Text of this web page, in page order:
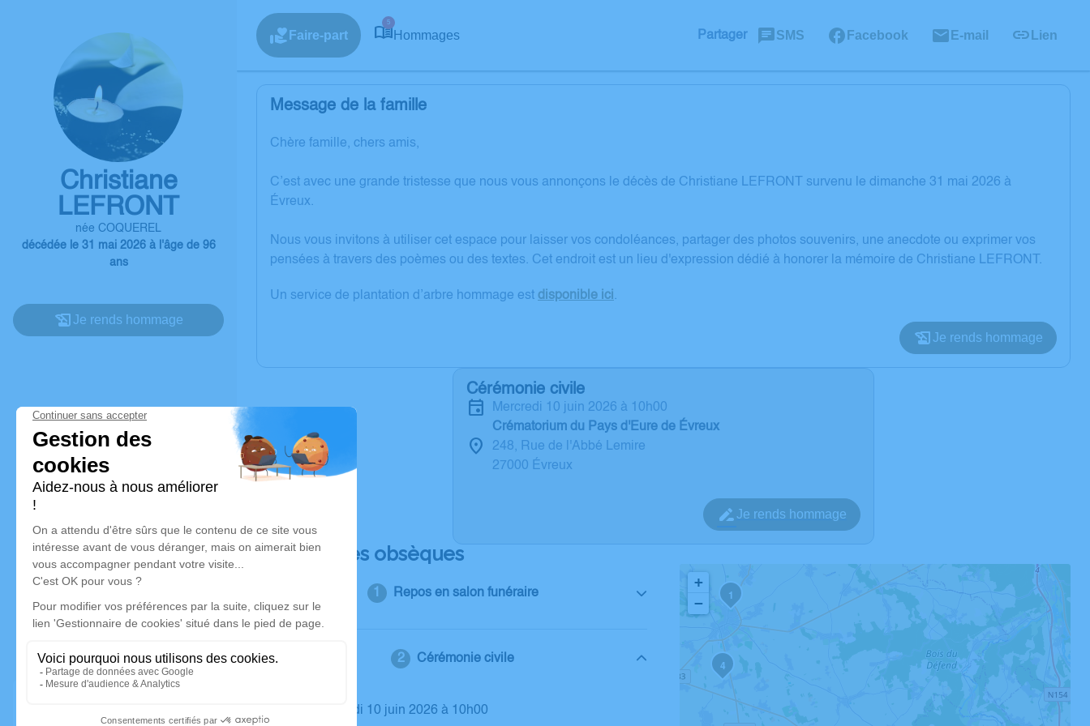
Christiane
LEFRONT
née COQUEREL
décédée le 31 mai 2026 à l'âge de 96
ans
Je rends hommage
Faire-part
5
Hommages Partager SMS Facebook E-mail Lien
Message de la famille
Chère famille, chers amis,
C’est avec une grande tristesse que nous vous annonçons le décès de Christiane LEFRONT survenu le dimanche 31 mai 2026 à
Évreux.
Nous vous invitons à utiliser cet espace pour laisser vos condoléances, partager des photos souvenirs, une anecdote ou exprimer vos
pensées à travers des poèmes ou des textes. Cet endroit est un lieu d'expression dédié à honorer la mémoire de Christiane LEFRONT.
Un service de plantation d’arbre hommage est disponible ici .
Je rends hommage
Cérémonie civile
mercredi 10 juin 2026 à 10h00
Crématorium du Pays d'Eure de Évreux
248, Rue de l'Abbé Lemire
27000 Évreux
Je rends hommage
Déroulé des obsèques
Repos en salon funéraire
Cérémonie civile
Le mercredi 10 juin 2026 à 10h00
1
4
+
−